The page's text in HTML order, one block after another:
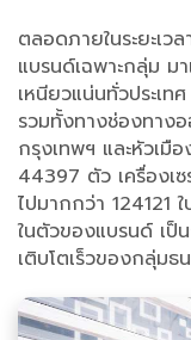
ตลอดภายในระยะเ
แบรนด์เฉพาะกลุ่ม ม
เหนียวแน่นทั่วประเ
รวมทั้งทางช่องทาง
กรุงเทพฯ และหัวเมื
44397 ตัว เครื่องเ
ไปมากกว่า 124121
ในตัวของแบรนด์ เป็
เติบโตเร็วของกลุ่มธ